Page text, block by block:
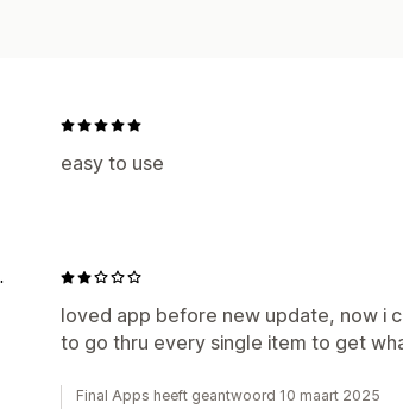
easy to use
loved app before new update, now i
to go thru every single item to get
Final Apps heeft geantwoord 10 maart 2025